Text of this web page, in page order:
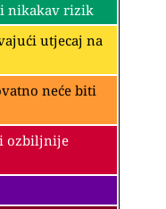
nikakav rizik
utjecaj na
neće biti
ozbiljnije